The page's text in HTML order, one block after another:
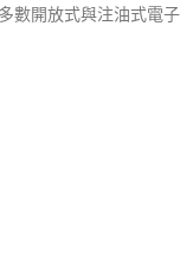
數開放式與注油式電子